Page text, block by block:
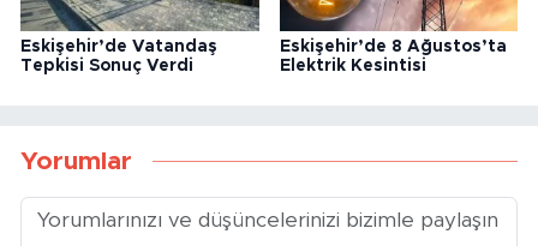
Eskişehir’de Vatandaş
Tepkisi Sonuç Verdi
Eskişehir’de 8 Ağustos’ta
Elektrik Kesintisi
Yorumlar